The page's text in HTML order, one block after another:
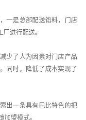
一是总部配送馅料，门店
进行配送。
少了人为因素对门店产品
同时，降低了成本实现了
出一条具有巴比特色的把
盟模式。